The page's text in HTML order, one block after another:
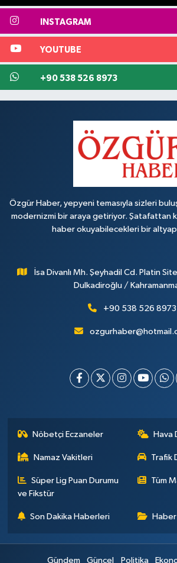
INSTAGRAM
YOUTUBE
+90 538 526 8973
Özgür Haber, yepyeni temasıyla sizleri
modernizmi bir araya getiriyor. Şatafattan
haber okuyabilecekleri bir
İsa Divanlı Mh. Şeyhadil Cd. Platin
Dulkadiroğlu /
+90 538 526 8973
Nöbetçi Eczaneler Hava
Namaz Vakitleri Trafik
Süper Lig Puan Durumu
ve Fikstür
Tüm
Son Dakika Haberleri
Gündem Güncel Politika